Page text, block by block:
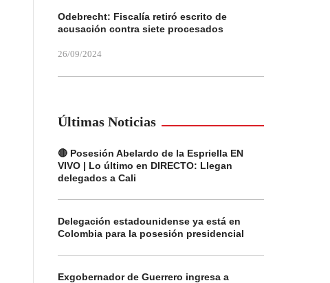
Odebrecht: Fiscalía retiró escrito de
acusación contra siete procesados
26/09/2024
Últimas Noticias
🔴 Posesión Abelardo de la Espriella EN
VIVO | Lo último en DIRECTO: Llegan
delegados a Cali
Delegación estadounidense ya está en
Colombia para la posesión presidencial
Exgobernador de Guerrero ingresa a